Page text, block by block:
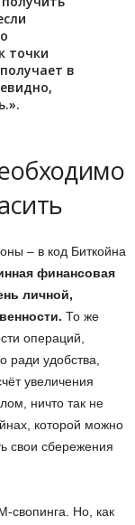
точки
в
– в код Биткойна
финансовая
личной,
То же
операций,
ради удобства,
увеличения
ничто так не
которой можно
свои сбережения
свопинга. Но, как